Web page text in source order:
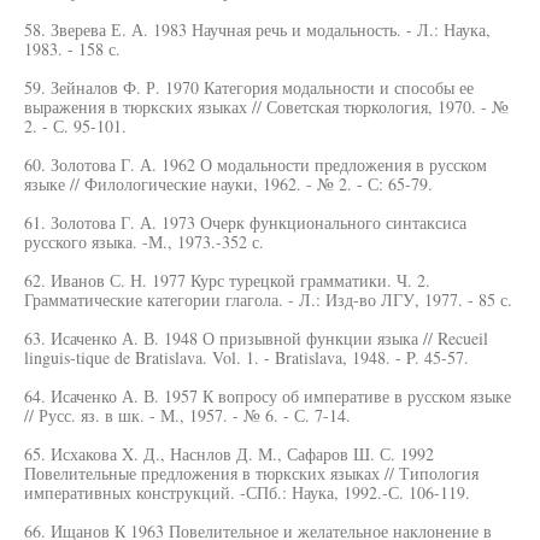
58. Зверева Е. А. 1983 Научная речь и модальность. - Л.: Наука,
1983. - 158 с.
59. Зейналов Ф. Р. 1970 Категория модальности и способы ее
выражения в тюркских языках // Советская тюркология, 1970. - №
2. - С. 95-101.
60. Золотова Г. А. 1962 О модальности предложения в русском
языке // Филологические науки, 1962. - № 2. - С: 65-79.
61. Золотова Г. А. 1973 Очерк функционального синтаксиса
русского языка. -М., 1973.-352 с.
62. Иванов С. Н. 1977 Курс турецкой грамматики. Ч. 2.
Грамматические категории глагола. - Л.: Изд-во ЛГУ, 1977. - 85 с.
63. Исаченко А. В. 1948 О призывной функции языка // Recueil
linguis-tique de Bratislava. Vol. 1. - Bratislava, 1948. - P. 45-57.
64. Исаченко А. В. 1957 К вопросу об императиве в русском языке
// Русс. яз. в шк. - М., 1957. - № 6. - С. 7-14.
65. Исхакова X. Д., Наснлов Д. М., Сафаров Ш. С. 1992
Повелительные предложения в тюркских языках // Типология
императивных конструкций. -СПб.: Наука, 1992.-С. 106-119.
66. Ищанов К 1963 Повелительное и желательное наклонение в